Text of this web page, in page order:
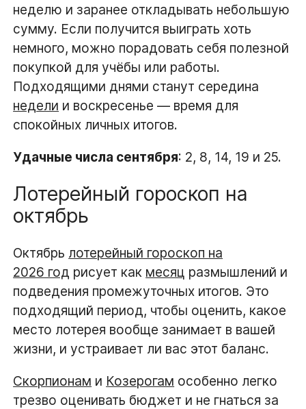
неделю и заранее откладывать небольшую
сумму. Если получится выиграть хоть
немного, можно порадовать себя полезной
покупкой для учёбы или работы.
Подходящими днями станут середина
недели и воскресенье — время для
спокойных личных итогов.
Удачные числа сентября: 2, 8, 14, 19 и 25.
Лотерейный гороскоп на
октябрь
Октябрь лотерейный гороскоп на
2026 год рисует как месяц размышлений и
подведения промежуточных итогов. Это
подходящий период, чтобы оценить, какое
место лотерея вообще занимает в вашей
жизни, и устраивает ли вас этот баланс.
Скорпионам и Козерогам особенно легко
трезво оценивать бюджет и не гнаться за